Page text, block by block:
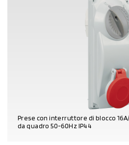
Prese con interruttore di blocco
da quadro 50-60Hz IP44